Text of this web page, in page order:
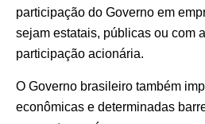
participação do Governo em
sejam estatais, públicas ou com
participação acionária.
O Governo brasileiro também
econômicas e determinadas